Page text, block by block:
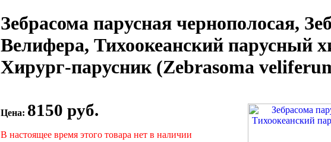
Зебрасома парусная чернополосая,
Велифера, Тихоокеанский парусный
Хирург-парусник (Zebrasoma
Цена: 8150 руб.
В настоящее время этого товара нет в наличии